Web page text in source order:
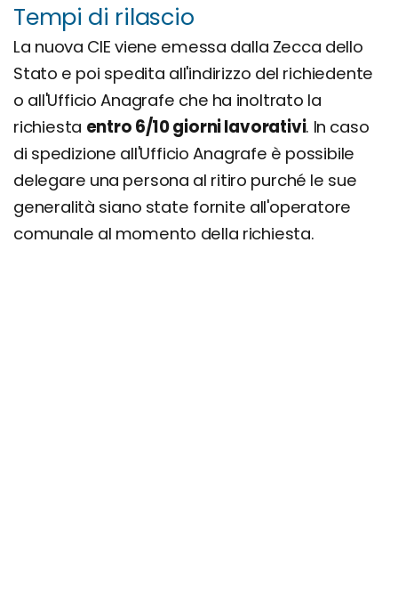
Tempi di rilascio
La nuova CIE viene emessa dalla Zecca dello
Stato e poi spedita all'indirizzo del richiedente
o all'Ufficio Anagrafe che ha inoltrato la
richiesta entro 6/10 giorni lavorativi. In caso
di spedizione all'Ufficio Anagrafe è possibile
delegare una persona al ritiro purché le sue
generalità siano state fornite all'operatore
comunale al momento della richiesta.